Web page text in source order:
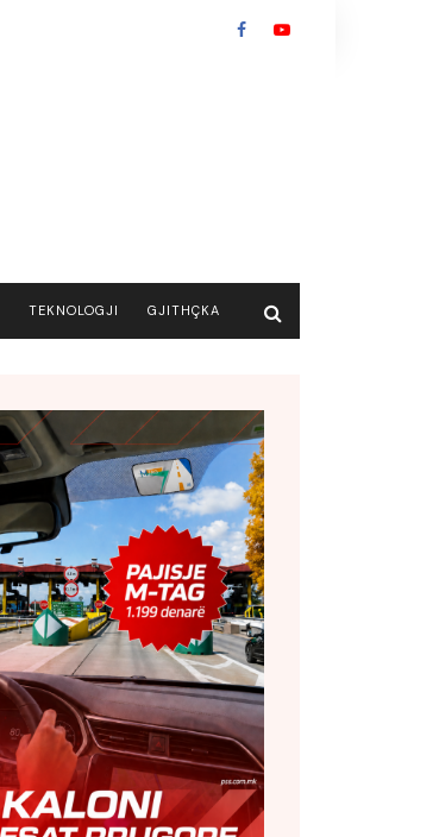
TEKNOLOGJI GJITHÇKA